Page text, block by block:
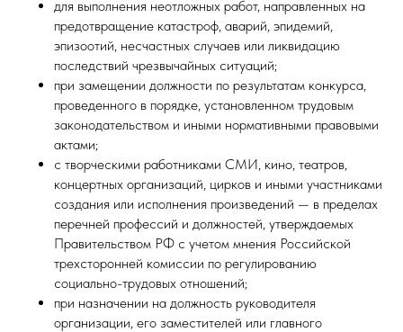
для выполнения неотложных работ, направленных на
предотвращение катастроф, аварий, эпидемий,
эпизоотий, несчастных случаев или ликвидацию
последствий чрезвычайных ситуаций;
при замещении должности по результатам конкурса,
проведенного в порядке, установленном трудовым
законодательством и иными нормативными правовыми
актами;
с творческими работниками СМИ, кино, театров,
концертных организаций, цирков и иными участниками
создания или исполнения произведений — в пределах
перечней профессий и должностей, утверждаемых
Правительством РФ с учетом мнения Российской
трехсторонней комиссии по регулированию
социально-трудовых отношений;
при назначении на должность руководителя
организации, его заместителей или главного